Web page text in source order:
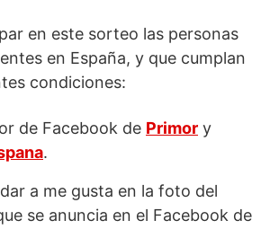
en este sorteo las personas
en España, y que cumplan
condiciones:
de Facebook de Primor y
.
a me gusta en la foto del
se anuncia en el Facebook de